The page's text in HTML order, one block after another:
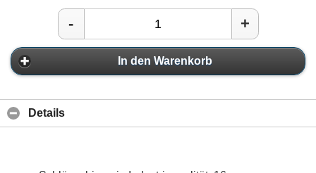
- +
In den Warenkorb
Details